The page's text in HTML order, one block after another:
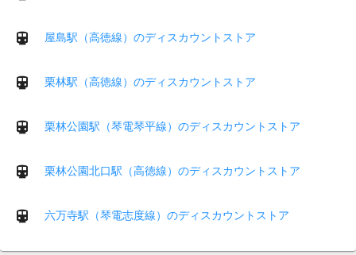
屋島駅（高徳線）のディスカウントストア
栗林駅（高徳線）のディスカウントストア
栗林公園駅（琴電琴平線）のディスカウントストア
栗林公園北口駅（高徳線）のディスカウントストア
六万寺駅（琴電志度線）のディスカウントストア